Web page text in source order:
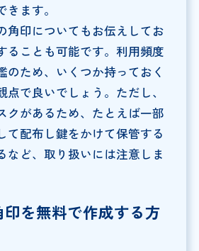
ます。
角印についてもお伝えしてお
ることも可能です。利用頻度
のため、いくつか持っておく
点で良いでしょう。ただし、
クがあるため、たとえば一部
て配布し鍵をかけて保管する
など、取り扱いには注意しま
を無料で作成する方